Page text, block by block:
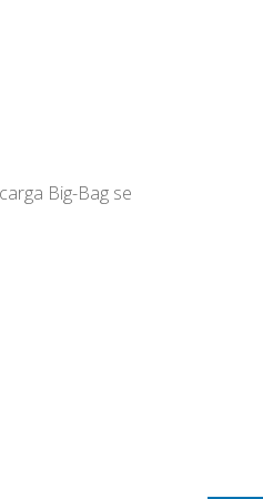
Big-Bag se